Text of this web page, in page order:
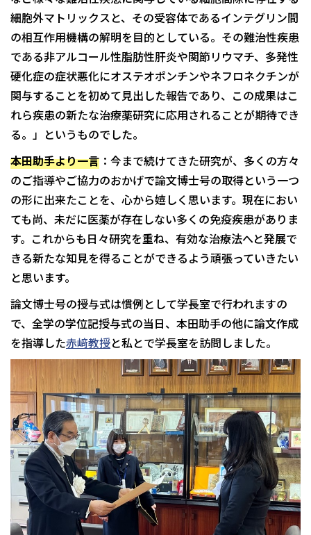
細胞外マトリックスと、その受容体であるインテグリン間
の相互作用機構の解明を目的としている。その難治性疾患
である非アルコール性脂肪性肝炎や関節リウマチ、多発性
硬化症の症状悪化にオステオポンチンやネフロネクチンが
関与することを初めて見出した報告であり、この成果はこ
れら疾患の新たな治療薬研究に応用されることが期待でき
る。」というものでした。
本田助手より一言 ：今まで続けてきた研究が、多くの方々
のご指導やご協力のおかげで論文博士号の取得という一つ
の形に出来たことを、心から嬉しく思います。現在におい
ても尚、未だに医薬が存在しない多くの免疫疾患がありま
す。これからも日々研究を重ね、有効な治療法へと発展で
きる新たな知見を得ることができるよう頑張っていきたい
と思います。
論文博士号の授与式は慣例として学長室で行われますの
で、全学の学位記授与式の当日、本田助手の他に論文作成
を指導した赤﨑教授と私とで学長室を訪問しました。